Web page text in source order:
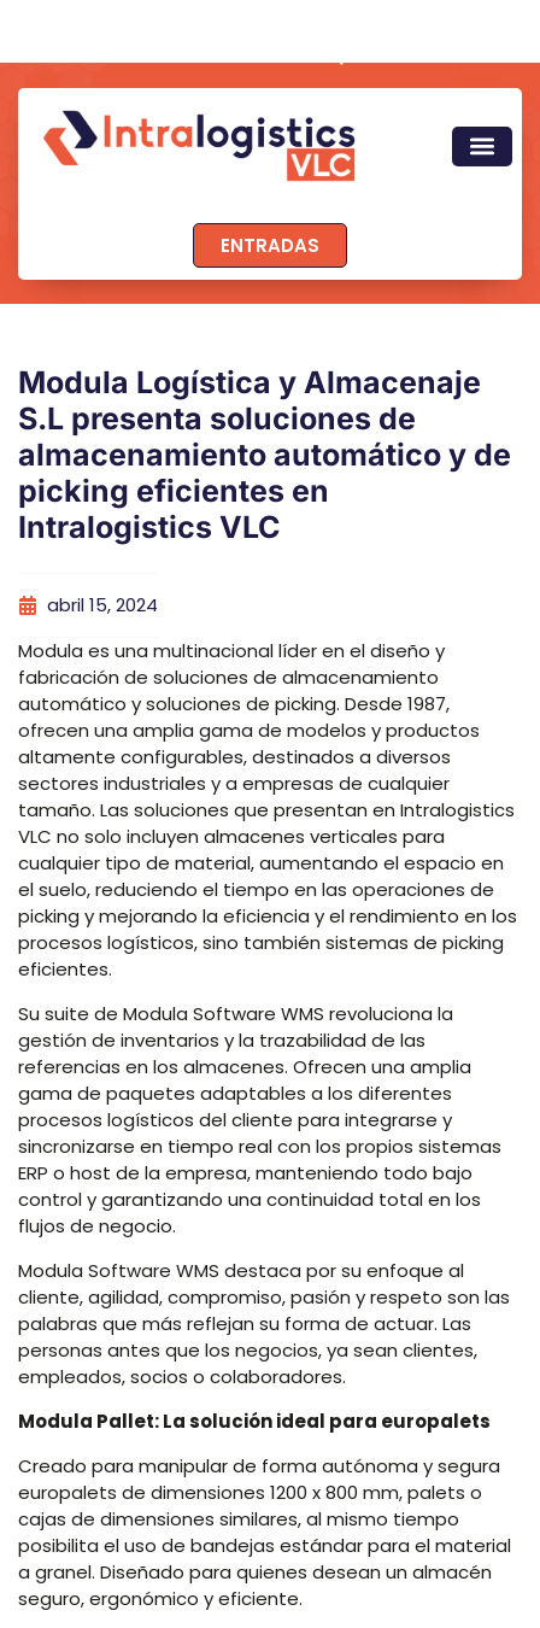
ENTRADAS
Modula Logística y Almacenaje
S.L presenta soluciones de
almacenamiento automático y de
picking eficientes en
Intralogistics VLC
abril 15, 2024
Modula es una multinacional líder en el diseño y
fabricación de soluciones de almacenamiento
automático y soluciones de picking. Desde 1987,
ofrecen una amplia gama de modelos y productos
altamente configurables, destinados a diversos
sectores industriales y a empresas de cualquier
tamaño. Las soluciones que presentan en Intralogistics
VLC no solo incluyen almacenes verticales para
cualquier tipo de material, aumentando el espacio en
el suelo, reduciendo el tiempo en las operaciones de
picking y mejorando la eficiencia y el rendimiento en los
procesos logísticos, sino también sistemas de picking
eficientes.
Su suite de Modula Software WMS revoluciona la
gestión de inventarios y la trazabilidad de las
referencias en los almacenes. Ofrecen una amplia
gama de paquetes adaptables a los diferentes
procesos logísticos del cliente para integrarse y
sincronizarse en tiempo real con los propios sistemas
ERP o host de la empresa, manteniendo todo bajo
control y garantizando una continuidad total en los
flujos de negocio.
Modula Software WMS destaca por su enfoque al
cliente, agilidad, compromiso, pasión y respeto son las
palabras que más reflejan su forma de actuar. Las
personas antes que los negocios, ya sean clientes,
empleados, socios o colaboradores.
Modula Pallet: La solución ideal para europalets
Creado para manipular de forma autónoma y segura
europalets de dimensiones 1200 x 800 mm, palets o
cajas de dimensiones similares, al mismo tiempo
posibilita el uso de bandejas estándar para el material
a granel. Diseñado para quienes desean un almacén
seguro, ergonómico y eficiente.